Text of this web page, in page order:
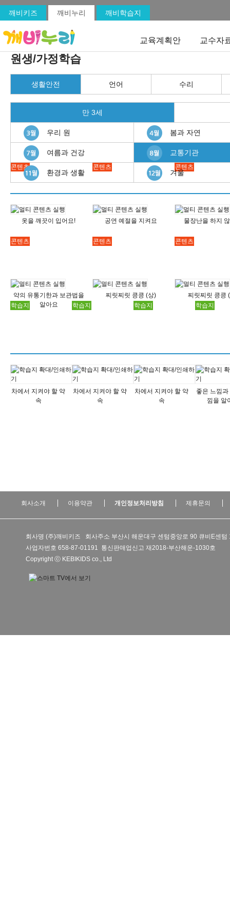
깨비키즈 깨비누리 깨비학습지
교육계획안 교수자
원생/가정학습
생활안전 언어 수리
만 3세
우리 원 봄과 자연
여름과 건강 교통기관
환경과 생활 겨울
옷을 깨끗이 입어요!
콘텐츠
공연 예절을 지켜요
콘텐츠
물장난을 하지
콘텐츠
약의 유통기한과 보관법을
알아요
콘텐츠
찌릿찌릿 킁킁 (상)
콘텐츠
찌릿찌릿 킁킁
콘텐츠
차에서 지켜야 할 약
속
학습지
차에서 지켜야 할 약
속
학습지
차에서 지켜야 할 약
속
학습지
좋은 느낌
낌을 알
학습지
회사소개 이용약관 개인정보처리방침 제휴문의
회사명 (주)깨비키즈 회사주소 부산시 해운대구 센텀중앙로 90 큐비E센
사업자번호 658-87-01191 통신판매업신고 재2018-부산해운-1030호
Copyright ⓒ KEBIKIDS co., Ltd